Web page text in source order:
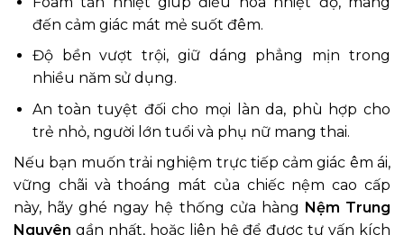
đến cảm giác mát mẻ suốt đêm.
Độ bền vượt trội, giữ dáng phẳng mịn trong
nhiều năm sử dụng.
An toàn tuyệt đối cho mọi làn da, phù hợp cho
trẻ nhỏ, người lớn tuổi và phụ nữ mang thai.
Nếu bạn muốn trải nghiệm trực tiếp cảm giác êm ái,
vững chãi và thoáng mát của chiếc nệm cao cấp
này, hãy ghé ngay hệ thống cửa hàng Nệm Trung
Nguyên gần nhất, hoặc liên hệ để được tư vấn kích